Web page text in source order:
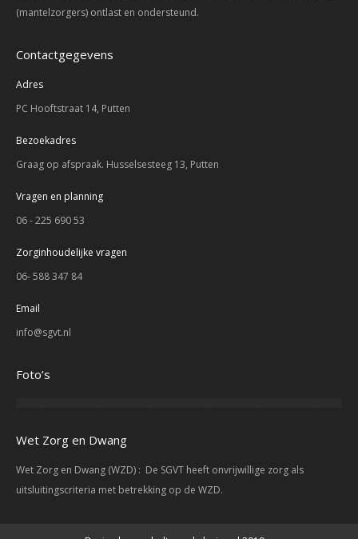
(mantelzorgers) ontlast en ondersteund.
Contactgegevens
Adres
PC Hooftstraat 14, Putten
Bezoekadres
Graag op afspraak. Husselsesteeg 13, Putten
Vragen en planning
06 - 225 690 53
Zorginhoudelijke vragen
06- 588 347 84
Email
info@sgvt.nl
Foto’s
Wet Zorg en Dwang
Wet Zorg en Dwang (WZD) : De SGVT heeft onvrijwillige zorg als
uitsluitingscriteria met betrekking op de WZD.